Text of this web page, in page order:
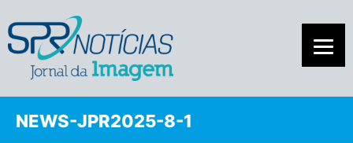
NEWS-JPR2025-8-1